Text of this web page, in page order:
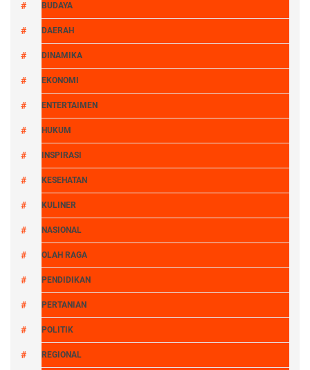
BUDAYA
DAERAH
DINAMIKA
EKONOMI
ENTERTAIMEN
HUKUM
INSPIRASI
KESEHATAN
KULINER
NASIONAL
OLAH RAGA
PENDIDIKAN
PERTANIAN
POLITIK
REGIONAL